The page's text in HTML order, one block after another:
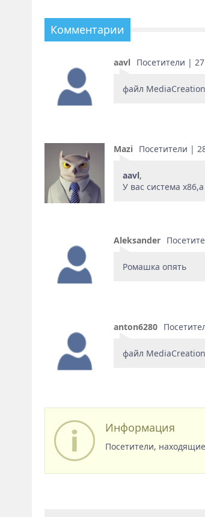
Комментарии
aavl Посетители |
файл
Mazi Посетители |
aavl,
У вас система
Aleksander
Ромашка опять
anton6280
файл
Информация
Посетители,